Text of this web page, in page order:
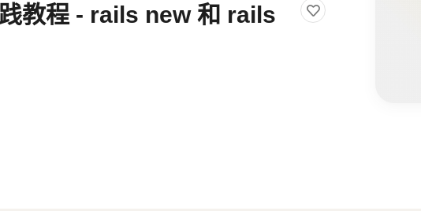
教程 - rails new 和 rails